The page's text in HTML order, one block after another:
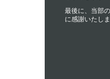
最後に、当部
に感謝いたし